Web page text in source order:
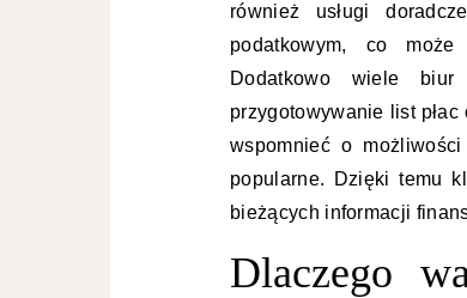
również usługi
podatkowym, co może
Dodatkowo wiele
przygotowywanie list
wspomnieć o
popularne. Dzięki temu
bieżących informacji
Dlaczego